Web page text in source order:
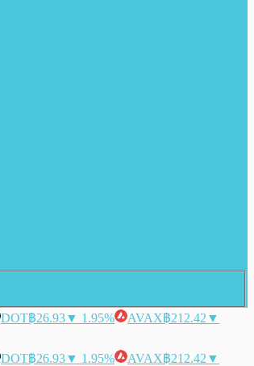
DOT฿26.93▼ 1.95% AVAX฿212.42 ▼
DOT฿26.93▼ 1.95% AVAX฿212.42 ▼